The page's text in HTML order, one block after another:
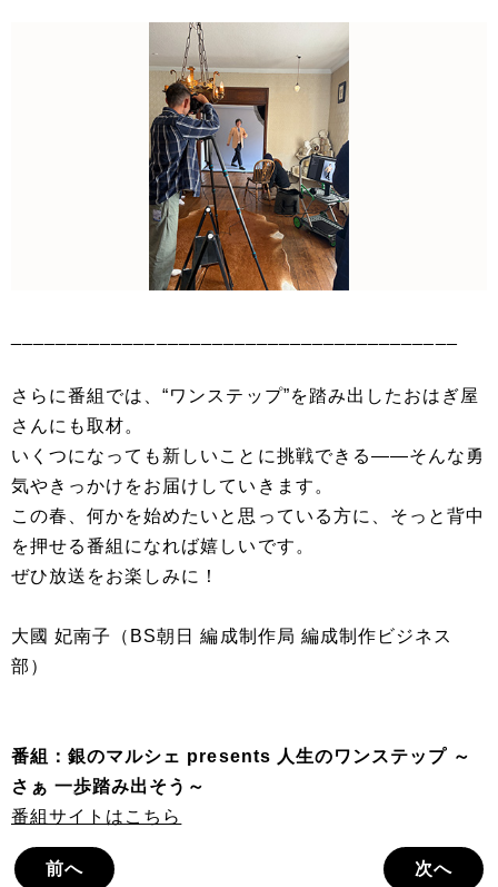
さらに番組では、“ワンステップ”を踏み出したおはぎ屋
さんにも取材。
いくつになっても新しいことに挑戦できる――そんな勇
気やきっかけをお届けしていきます。
この春、何かを始めたいと思っている方に、そっと背中
を押せる番組になれば嬉しいです。
ぜひ放送をお楽しみに！
大國 妃南子（BS朝日 編成制作局 編成制作ビジネス
部）
番組：銀のマルシェ presents 人生のワンステップ ～
さぁ 一歩踏み出そう～
番組サイトはこちら
前へ 次へ